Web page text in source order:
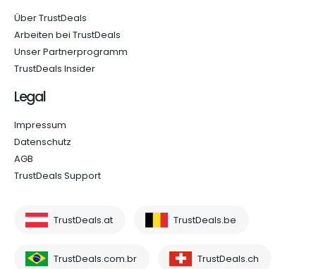
Über TrustDeals
Arbeiten bei TrustDeals
Unser Partnerprogramm
TrustDeals Insider
Legal
Impressum
Datenschutz
AGB
TrustDeals Support
TrustDeals.at TrustDeals.be
TrustDeals.com.br TrustDeals.ch